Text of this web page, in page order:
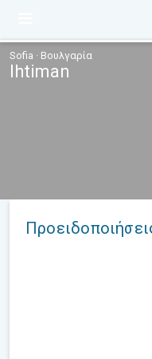
Sofia · Βουλγαρία
Ihtiman